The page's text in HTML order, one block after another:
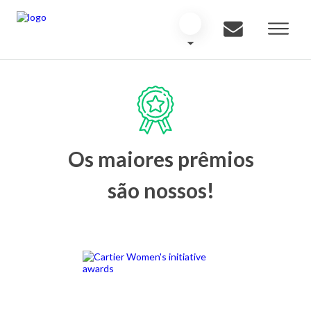
Os maiores prêmios
são nossos!